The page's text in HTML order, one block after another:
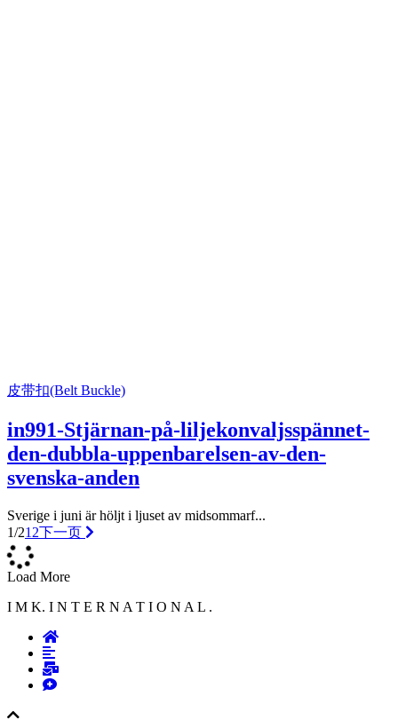
皮带扣(Belt Buckle)
in991-Stjärnan-på-liljekonvaljsspännet-
den-dubbla-uppenbarelsen-av-den-
svenska-anden
Sverige i juni är höljt i ljuset av midsommarf...
1/21 2下一页
Load More
I M K. I N T E R N A T I O N A L .